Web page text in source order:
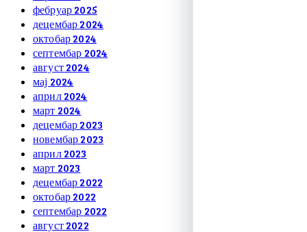
фебруар 2025
децембар 2024
октобар 2024
септембар 2024
август 2024
мај 2024
април 2024
март 2024
децембар 2023
новембар 2023
април 2023
март 2023
децембар 2022
октобар 2022
септембар 2022
август 2022